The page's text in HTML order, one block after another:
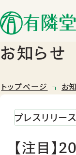
お知らせ
トップページ お
プレスリリース
【注目】